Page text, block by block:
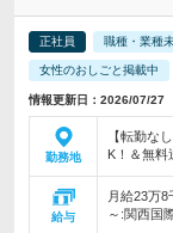
正社員 職種・業種
女性のおしごと掲載中
情報更新日：2026/07/
勤務地
【転勤な
K！＆無料
給与
月給23万
～:関西国